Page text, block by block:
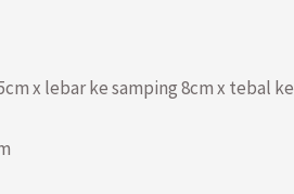
x lebar ke samping 8cm x tebal ke